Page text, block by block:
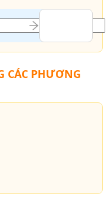
CÁC PHƯƠNG